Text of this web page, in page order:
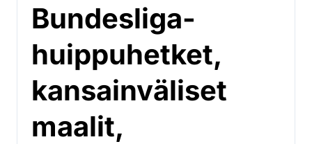
Bundesliga-
huippuhetket,
kansainväliset
maalit,